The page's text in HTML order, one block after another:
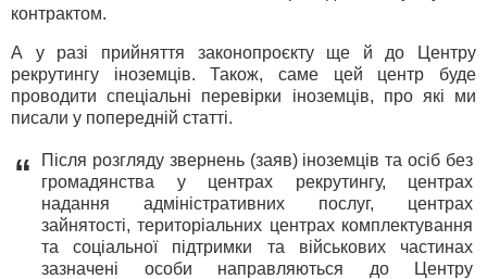
контрактом.
А у разі прийняття законопроєкту ще й до Центру
рекрутингу іноземців. Також, саме цей центр буде
проводити спеціальні перевірки іноземців, про які ми
писали у попередній статті.
“
Після розгляду звернень (заяв) іноземців та осіб без
громадянства у центрах рекрутингу, центрах
надання адміністративних послуг, центрах
зайнятості, територіальних центрах комплектування
та соціальної підтримки та військових частинах
зазначені особи направляються до Центру